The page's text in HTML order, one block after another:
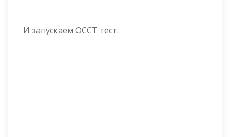
И запускаем OCCT тест.